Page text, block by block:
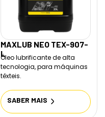
MAXLUB NEO TEX-907-
L
Óleo lubrificante de alta
tecnologia, para máquinas
têxteis.
SABER MAIS